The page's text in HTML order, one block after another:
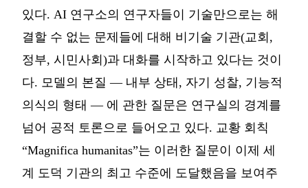
있다. AI 연구소의 연구자들이 기술만으로는 해
결할 수 없는 문제들에 대해 비기술 기관(교회,
정부, 시민사회)과 대화를 시작하고 있다는 것이
다. 모델의 본질 — 내부 상태, 자기 성찰, 기능적
의식의 형태 — 에 관한 질문은 연구실의 경계를
넘어 공적 토론으로 들어오고 있다. 교황 회칙
“Magnifica humanitas”는 이러한 질문이 이제 세
계 도덕 기관의 최고 수준에 도달했음을 보여주